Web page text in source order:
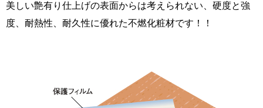
美しい艶有り仕上げの表面からは考えられない、硬度と強
度、耐熱性、耐久性に優れた不燃化粧材です！！